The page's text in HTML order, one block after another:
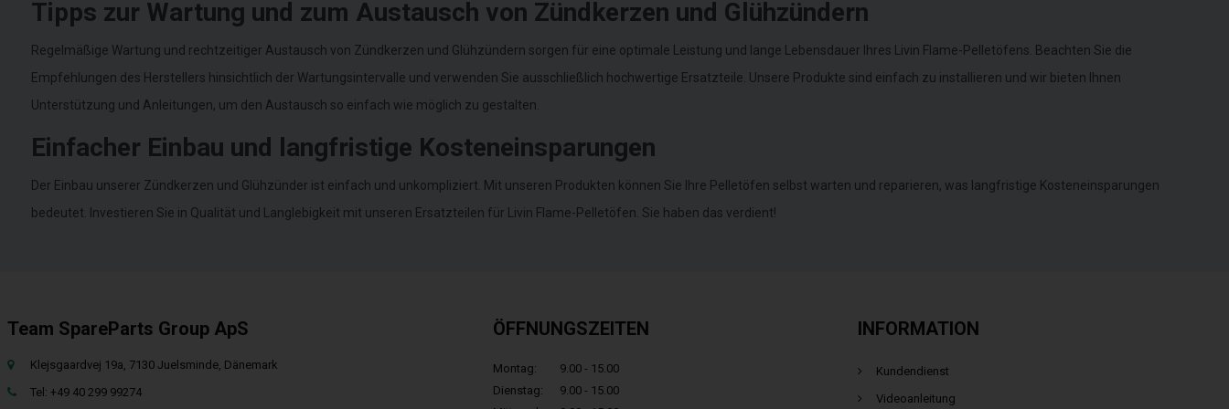
Tipps zur Wartung und zum Austausch von Zündkerzen und Glühzündern
Regelmäßige Wartung und rechtzeitiger Austausch von Zündkerzen und Glühzündern sorgen für eine optimale Leistung und lange Lebensdauer Ihres Livin Flame-Pelletöfens. Beachten Sie die
Empfehlungen des Herstellers hinsichtlich der Wartungsintervalle und verwenden Sie ausschließlich hochwertige Ersatzteile. Unsere Produkte sind einfach zu installieren und wir bieten Ihnen
Unterstützung und Anleitungen, um den Austausch so einfach wie möglich zu gestalten.
Einfacher Einbau und langfristige Kosteneinsparungen
Der Einbau unserer Zündkerzen und Glühzünder ist einfach und unkompliziert. Mit unseren Produkten können Sie Ihre Pelletöfen selbst warten und reparieren, was langfristige Kosteneinsparungen
bedeutet. Investieren Sie in Qualität und Langlebigkeit mit unseren Ersatzteilen für Livin Flame-Pelletöfen. Sie haben das verdient!
Team SpareParts Group ApS
Klejsgaardvej 19a, 7130 Juelsminde, Dänemark
Tel: +49 40 299 99274
ÖFFNUNGSZEITEN
Montag:
9.00 - 15.00
Dienstag:
9.00 - 15.00
INFORMATION
Kundendienst
Videoanleitung